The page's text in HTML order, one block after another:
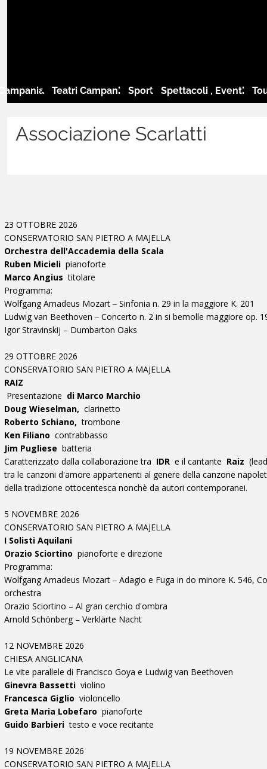
Teatri Campani Sport Spettacoli , Eventi
Associazione Scarlatti
23 OTTOBRE 2026
CONSERVATORIO SAN PIETRO A MAJELLA
Orchestra dell'Accademia della Scala
Ruben Micieli pianoforte
Marco Angius titolare
Programma:
Wolfgang Amadeus Mozart ‒ Sinfonia n. 29 in la maggiore K. 201
Ludwig van Beethoven ‒ Concerto n. 2 in si bemolle maggiore op.
Igor Stravinskij – Dumbarton Oaks
29 OTTOBRE 2026
CONSERVATORIO SAN PIETRO A MAJELLA
RAIZ
Presentazione di Marco Marchio
Doug Wieselman, clarinetto
Roberto Schiano, trombone
Ken Filiano contrabbasso
Jim Pugliese batteria
Caratterizzato dalla collaborazione tra IDR e il cantante Raiz
tra le canzoni d'amore appartenenti al genere della canzone
della tradizione ottocentesca nonchè da autori contemporanei.
5 NOVEMBRE 2026
CONSERVATORIO SAN PIETRO A MAJELLA
I Solisti Aquilani
Orazio Sciortino pianoforte e direzione
Programma:
Wolfgang Amadeus Mozart ‒ Adagio e Fuga in do minore K. 546,
orchestra
Orazio Sciortino – Al gran cerchio d'ombra
Arnold Schönberg – Verklärte Nacht
12 NOVEMBRE 2026
CHIESA ANGLICANA
Le vite parallele di Francisco Goya e Ludwig van Beethoven
Ginevra Bassetti violino
Francesca Giglio violoncello
Greta Maria Lobefaro pianoforte
Guido Barbieri testo e voce recitante
19 NOVEMBRE 2026
CONSERVATORIO SAN PIETRO A MAJELLA